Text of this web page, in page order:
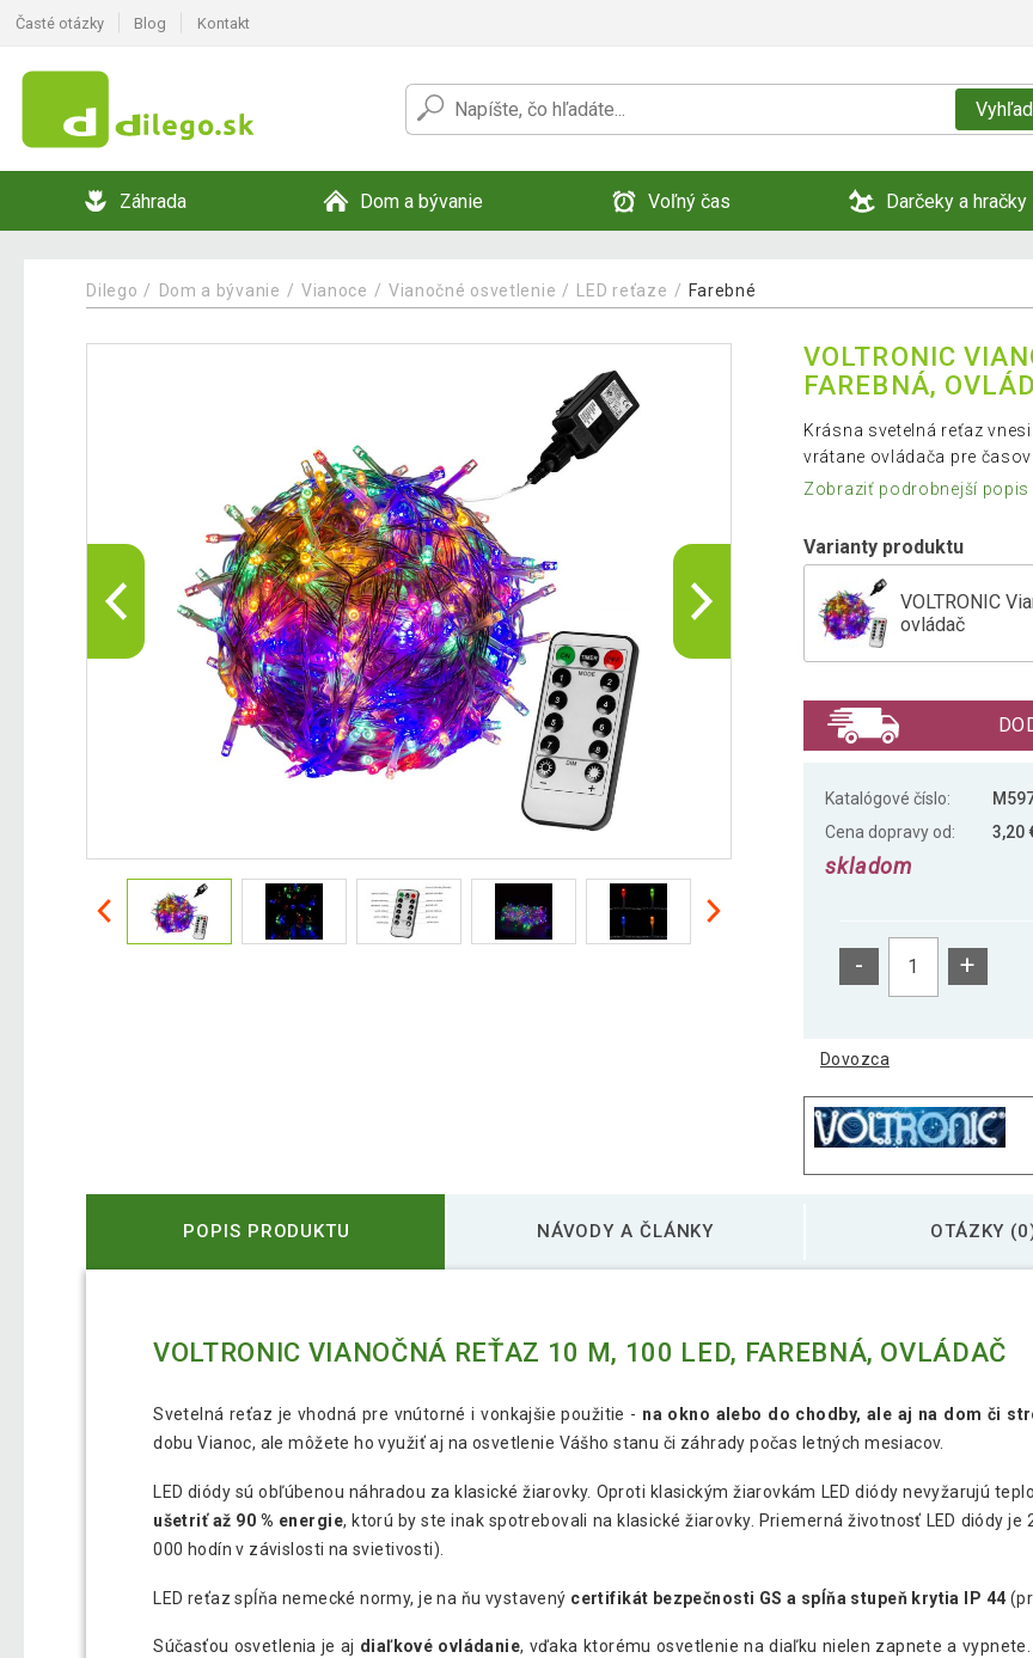
Časté otázky Blog Kontakt
Záhrada Dom a bývanie Voľný čas Darčeky a hračky
Dilego Dom a bývanie Vianoce Vianočné osvetlenie LED reťaze Farebné
VOLTRONIC
FAREBNÁ,
Krásna svetelná reťaz
vrátane ovládača pre
Zobraziť podrobnejší popis
Varianty produktu
VOLTRONIC
ovládač
VOLTRONIC
Katalógové číslo:
Cena dopravy od:
3,20
skladom
- +
Dovozca
POPIS PRODUKTU NÁVODY A ČLÁNKY OTÁZKY
VOLTRONIC VIANOČNÁ REŤAZ 10 M, 100 LED, FAREBNÁ, OVLÁDAČ
Svetelná reťaz je vhodná pre vnútorné i vonkajšie použitie - na okno alebo do chodby, ale aj na dom či
dobu Vianoc, ale môžete ho využiť aj na osvetlenie Vášho stanu či záhrady počas letných mesiacov.
LED diódy sú obľúbenou náhradou za klasické žiarovky. Oproti klasickým žiarovkám LED diódy nevyžarujú
ušetriť až 90 % energie, ktorú by ste inak spotrebovali na klasické žiarovky. Priemerná životnosť LED diódy
000 hodín v závislosti na svietivosti).
LED reťaz spĺňa nemecké normy, je na ňu vystavený certifikát bezpečnosti GS a spĺňa stupeň krytia IP 44
Súčasťou osvetlenia je aj diaľkové ovládanie, vďaka ktorému osvetlenie na diaľku nielen zapnete a